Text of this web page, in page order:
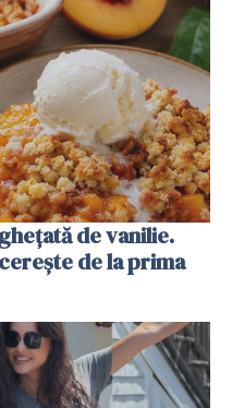
de vanilie.
de la prima